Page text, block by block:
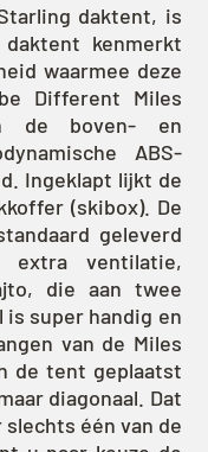
daktent, is
kenmerkt
waarmee deze
Different Miles
de boven- en
ABS-
Ingeklapt lijkt de
(skibox). De
geleverd
extra ventilatie,
die aan twee
super handig en
van de Miles
de tent geplaatst
diagonaal. Dat
één van de